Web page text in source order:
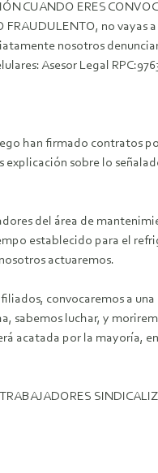
CUANDO ERES
no vayas
nosotros
Asesor Legal
han firmado contratos
sobre lo
del área de
establecido para el
actuaremos.
convocaremos a
sabemos luchar, y
acatada por la mayoría,